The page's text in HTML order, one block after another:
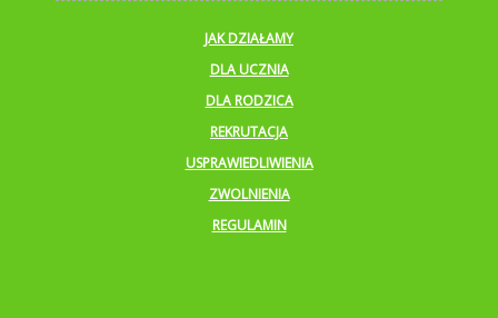
JAK DZIAŁAMY
DLA UCZNIA
DLA RODZICA
REKRUTACJA
USPRAWIEDLIWIENIA
ZWOLNIENIA
REGULAMIN